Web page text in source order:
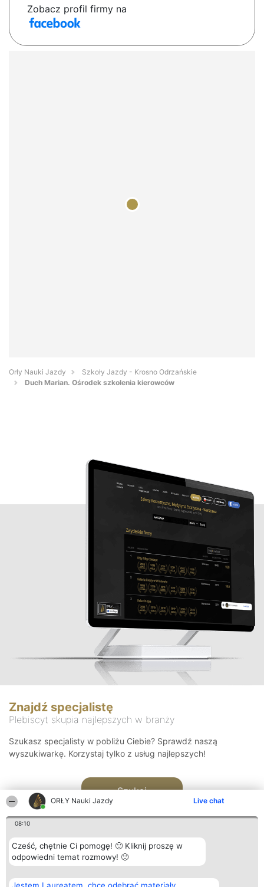
ORŁY Nauki Jazdy Live chat
08:10
Cześć, chętnie Ci pomogę! 🙂 Kliknij proszę w
odpowiedni temat rozmowy! 🙂
Zobacz profil firmy na
Orły Nauki Jazdy
Szkoły Jazdy - Krosno Odrzańskie
Duch Marian. Ośrodek szkolenia kierowców
Znajdź specjalistę
Plebiscyt skupia najlepszych w branży
Szukasz specjalisty w pobliżu Ciebie? Sprawdź naszą
wyszukiwarkę. Korzystaj tylko z usług najlepszych!
Szukaj
Organizator plebiscytu Plebiscyt Kontakt